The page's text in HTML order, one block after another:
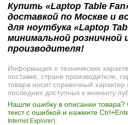
Купить «Laptop Table
доставкой по Москве и
для ноутбука «Laptop
минимальной розничной
производителя!
Информация о технических
поставке, стране производителе,
товара носит справочный
последних доступных к моменту
Нашли ошибку в описании
текст с ошибкой и нажмите
Internet Explorer)